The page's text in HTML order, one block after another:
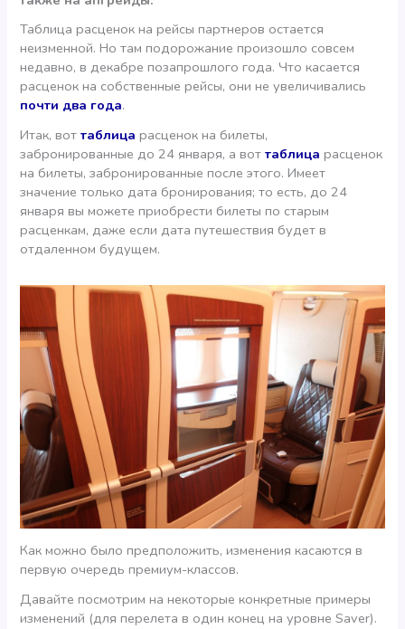
Таблица расценок на рейсы партнеров остается
неизменной. Но там подорожание произошло совсем
недавно, в декабре позапрошлого года. Что касается
расценок на собственные рейсы, они не увеличивались
почти два года.
Итак, воттаблица расценок на билеты,
забронированные до 24 января, а воттаблица расценок
на билеты, забронированные после этого. Имеет
значение только дата бронирования; то есть, до 24
января вы можете приобрести билеты по старым
расценкам, даже если дата путешествия будет в
отдаленном будущем.
Как можно было предположить, изменения касаются в
первую очередь премиум-классов.
Давайте посмотрим на некоторые конкретные примеры
изменений (для перелета в один конец на уровне Saver).